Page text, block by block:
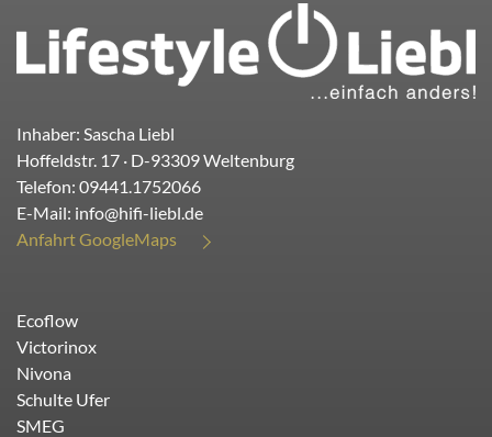
Inhaber: Sascha Liebl
Hoffeldstr. 17 · D-93309Weltenburg
Telefon: 09441.1752066
E-Mail: info@hifi-liebl.de
Anfahrt GoogleMaps
Ecoflow
Victorinox
Nivona
Schulte Ufer
SMEG